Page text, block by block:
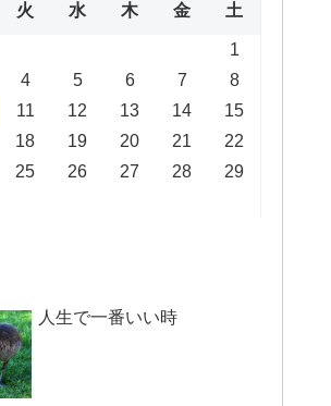
火 水 木 金 土
1
4 5 6 7
8
11 12 13 14
15
18 19 20 21
22
25 26 27 28
29
人生で一番いい時